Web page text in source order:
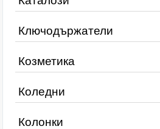
Ключодържатели
Козметика
Коледни
Колонки